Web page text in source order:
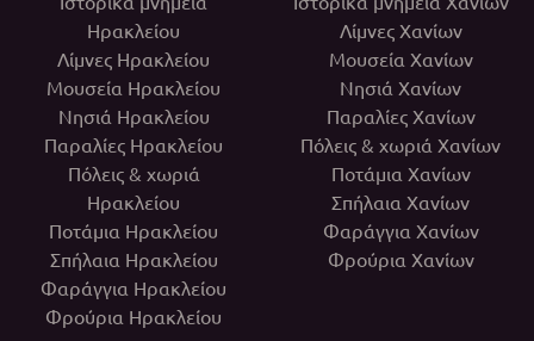
Ηρακλείου
Λίμνες Ηρακλείου
Μουσεία Ηρακλείου
Νησιά Ηρακλείου
Παραλίες Ηρακλείου
Πόλεις & χωριά
Ηρακλείου
Ποτάμια Ηρακλείου
Σπήλαια Ηρακλείου
Φαράγγια Ηρακλείου
Φρούρια Ηρακλείου
Λίμνες Χανίων
Μουσεία Χανίων
Νησιά Χανίων
Παραλίες Χανίων
Πόλεις & χωριά Χανίων
Ποτάμια Χανίων
Σπήλαια Χανίων
Φαράγγια Χανίων
Φρούρια Χανίων